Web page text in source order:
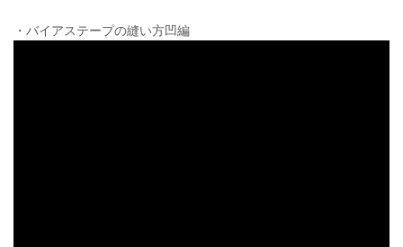
・バイアステープの縫い方凹編